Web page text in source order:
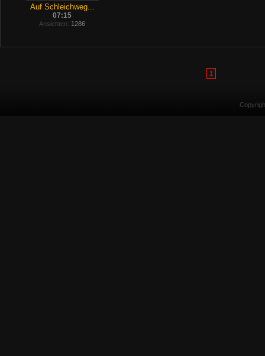
Auf Schleichweg...
07:15
Ansichten: 1286
1